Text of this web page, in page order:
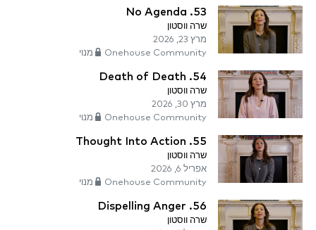
53. No Agenda
שרה ווסטון
מרץ 23, 2026
Onehouse Community מנוי
54. Death of Death
שרה ווסטון
מרץ 30, 2026
Onehouse Community מנוי
55. Thought Into Action
שרה ווסטון
אפריל 6, 2026
Onehouse Community מנוי
56. Dispelling Anger
שרה ווסטון